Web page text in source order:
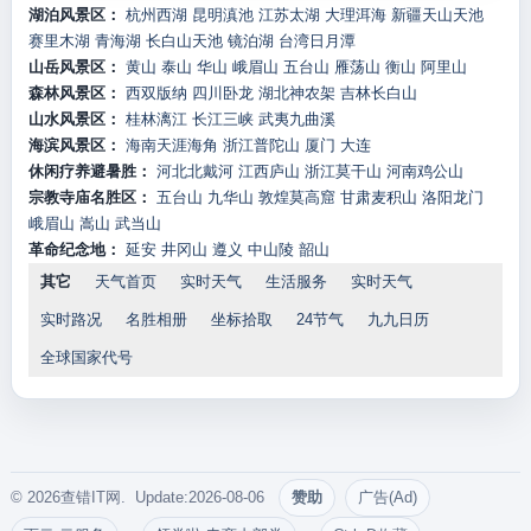
湖泊风景区： 杭州西湖 昆明滇池 江苏太湖 大理洱海 新疆天山天池
赛里木湖 青海湖 长白山天池 镜泊湖 台湾日月潭
山岳风景区： 黄山 泰山 华山 峨眉山 五台山 雁荡山 衡山 阿里山
森林风景区： 西双版纳 四川卧龙 湖北神农架 吉林长白山
山水风景区： 桂林漓江 长江三峡 武夷九曲溪
海滨风景区： 海南天涯海角 浙江普陀山 厦门 大连
休闲疗养避暑胜： 河北北戴河 江西庐山 浙江莫干山 河南鸡公山
宗教寺庙名胜区： 五台山 九华山 敦煌莫高窟 甘肃麦积山 洛阳龙门
峨眉山 嵩山 武当山
革命纪念地： 延安 井冈山 遵义 中山陵 韶山
其它
天气首页 实时天气 生活服务 实时天气
实时路况 名胜相册 坐标拾取 24节气 九九日历
全球国家代号
© 2026查错IT网. Update:2026-08-06 赞助 广告(Ad)